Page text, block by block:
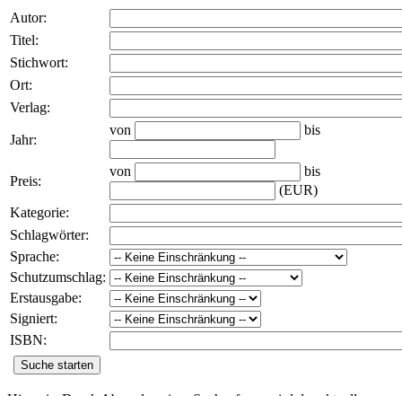
Autor:
Titel:
Stichwort:
Ort:
Verlag:
Jahr:
von bis
Preis:
von
bis
(EUR)
Kategorie:
Schlagwörter:
Sprache:
Schutzumschlag:
Erstausgabe:
Signiert:
ISBN: